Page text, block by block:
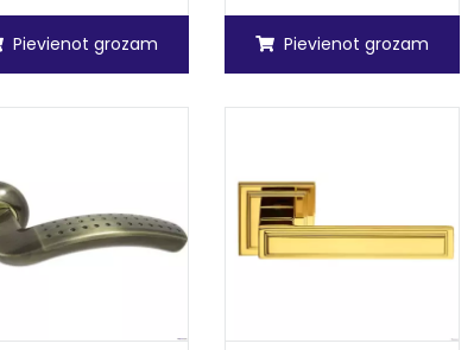
Pievienot grozam Pievienot grozam